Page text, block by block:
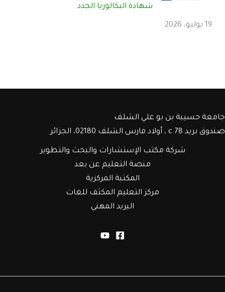
شهادة البكالوريا الجدد
19 يوليو، 2026
جامعة حسيبة بن بو علي الشلف
صندوق بريد c 78 ، أولاد فارس الشلف 02180، الجزائر
شركة مكتب الإستشارات والبحث والتطوير
منصة التعليم عن بعد
المكتبة المركزية
مركز التعليم المكثف للغات
البريد المهني